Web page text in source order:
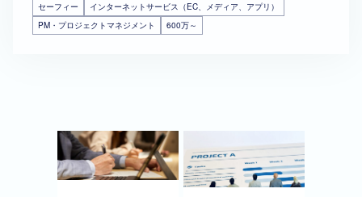
セーフィー
インターネットサービス（EC、メディア、アプリ）
PM・プロジェクトマネジメント
600万～